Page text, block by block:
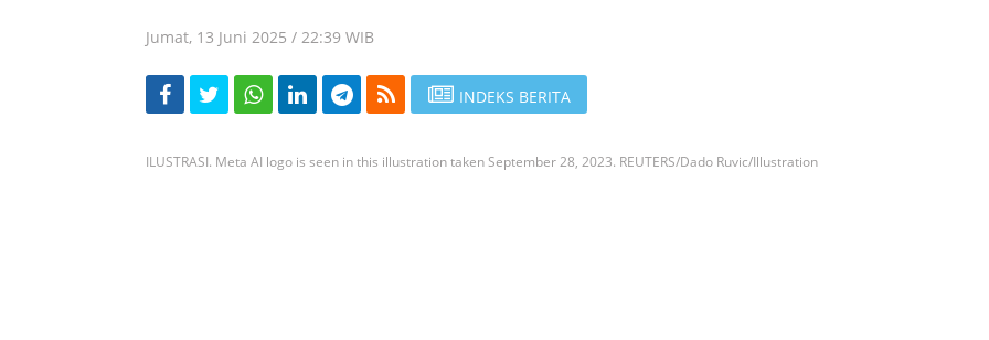
Jumat, 13 Juni 2025 / 22:39 WIB
INDEKS BERITA
ILUSTRASI. Meta AI logo is seen in this illustration taken September 28, 2023. REUTERS/Dado Ruvic/Illustration